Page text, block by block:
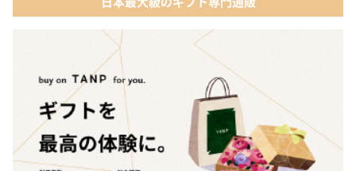
05 入浴剤・バスケア
03 ショコラフレナチュール
04 ＜クランチチョコレート＞ダーク＆ミルク＆キャラメル＆ホワ
イト 60g
05 葉山のショコラ・カロ＜4個入＞